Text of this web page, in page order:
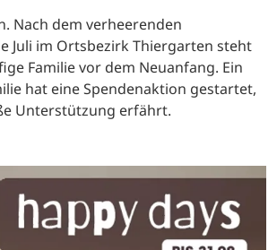
Nach dem verheerenden
Juli im Ortsbezirk Thiergarten steht
Familie vor dem Neuanfang. Ein
hat eine Spendenaktion gestartet,
Unterstützung erfährt.